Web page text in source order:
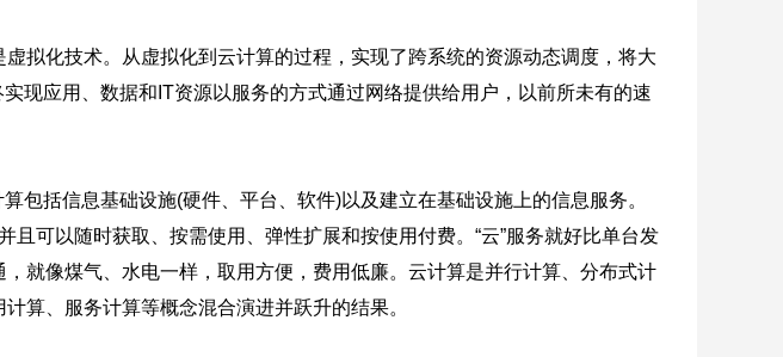
拟化技术。从虚拟化到云计算的过程，实现了跨系统的资源动态调度，将大
现应用、数据和IT资源以服务的方式通过网络提供给用户，以前所未有的速
括信息基础设施(硬件、平台、软件)以及建立在基础设施上的信息服务。
且可以随时获取、按需使用、弹性扩展和按使用付费。“云”服务就好比单台发
就像煤气、水电一样，取用方便，费用低廉。云计算是并行计算、分布式计
算、服务计算等概念混合演进并跃升的结果。